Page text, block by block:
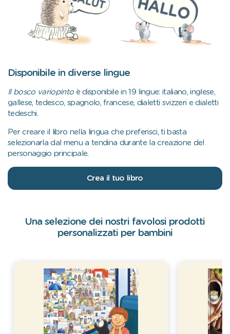
Disponibile in diverse lingue
Il bosco variopintoè disponibile in 19 lingue: italiano, inglese,
gallese, tedesco, spagnolo, francese, dialetti svizzeri e dialetti
tedeschi.
Per creare il libro nella lingua che preferisci, ti basta
selezionarla dal menu a tendina durante la creazione del
personaggio principale.
Crea il tuo libro
Una selezione dei nostri favolosi prodotti
personalizzati per bambini